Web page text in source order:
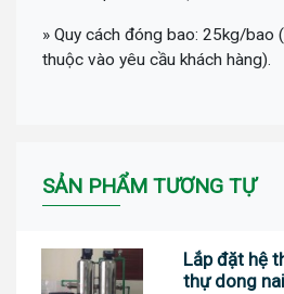
» Quy cách đóng bao: 25kg/bao
thuộc vào yêu cầu khách hàng).
SẢN PHẨM TƯƠNG TỰ
Lắp đặt hệ
thự dong nai